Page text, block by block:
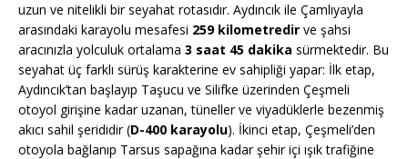
uzun ve nitelikli bir seyahat rotasıdır. Aydıncık ile Çamlıyayla
arasındaki karayolu mesafesi 259 kilometredir ve şahsi
aracınızla yolculuk ortalama 3 saat 45 dakika sürmektedir. Bu
seyahat üç farklı sürüş karakterine ev sahipliği yapar: İlk etap,
Aydıncık’tan başlayıp Taşucu ve Silifke üzerinden Çeşmeli
otoyol girişine kadar uzanan, tüneller ve viyadüklerle bezenmiş
akıcı sahil şerididir (D-400 karayolu). İkinci etap, Çeşmeli’den
otoyola bağlanıp Tarsus sapağına kadar şehir içi ışık trafiğine